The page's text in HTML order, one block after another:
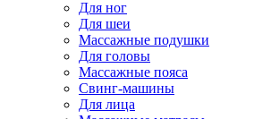
Для ног
Для шеи
Массажные подушки
Для головы
Массажные пояса
Свинг-машины
Для лица